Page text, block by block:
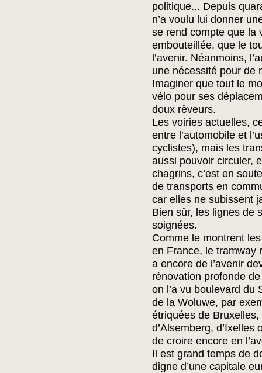
politique... Depuis
n’a voulu lui donner
se rend compte que la
embouteillée, que le
l’avenir. Néanmoins,
une nécessité pour de
Imaginer que tout le
vélo pour ses
doux rêveurs.
Les voiries actuelles,
entre l’automobile et
cyclistes), mais les
aussi pouvoir circuler,
chagrins, c’est en
de transports en
car elles ne subissent
Bien sûr, les lignes de
soignées.
Comme le montrent
en France, le tramway
a encore de l’avenir
rénovation profonde
on l’a vu boulevard du
de la Woluwe, par
étriquées de
d’Alsemberg, d’Ixelles
de croire encore en
Il est grand temps de
digne d’une capitale